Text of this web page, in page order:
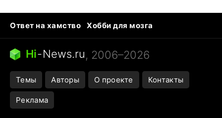
Ответ на хамство
Хобби для мозга
Бензин 100 и 95
Тунцы в океанариуме
Следующая пандемия
Hi-News.ru, 2006–2026
Темы Авторы О проекте Контакты
Реклама